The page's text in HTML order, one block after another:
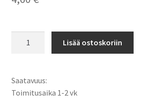
CX21A,
Lisää ostoskoriin
Saatavuus:
Toimitusaika 1-2 vk